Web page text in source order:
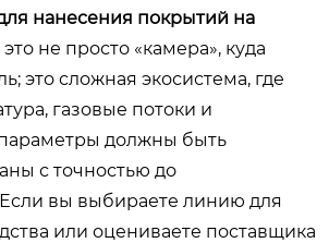
нанесения покрытий на
не просто «камера», куда
это сложная экосистема, где
газовые потоки и
должны быть
с точностью до
вы выбираете линию для
или оцениваете поставщика